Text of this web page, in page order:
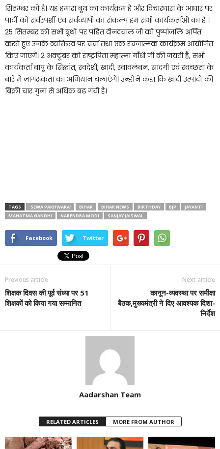
सितम्बर को है। यह हमारा बूथ का कार्यक्रम है और विचारधारा के आधार पर
पार्टी को सर्वस्पर्शी एवं सर्वव्यापी का संकल्प हम सभी कार्यकर्ताओ का है ।
25 सितम्बर को सभी बूथों पर पंडित दीनदयाल जी को पुष्पांजलि अर्पित
करते हुए उनके व्यक्तित्व पर चर्चा तथा एक रचनात्मक कार्यक्रम आयोजित
किए जाएंगें। 2 अक्टूबर को राष्ट्रपिता महात्मा गाँधी जी की जयंती है, सभी
कार्यकर्ता बापू के सिद्धांत, स्वदेशी, खादी, स्वावलंबन, सादगी एवं स्वच्छता के
बारे में जागरूकता का अभियान चलाएंगें। उन्होंने कहा कि खादी उत्पादों की
बिक्री चार गुना से अधिक बढ़ गयी है।
TAGS 'SEWA PAKHWARA' BIHAR BIHAR NEWS BIRTHDAY BJP
JAYANTI
MAHATMA GANDHI
NARENDRA MODI SANJAY JAISWAL
Facebook Twitter
Previous article
शिक्षक दिवस की पूर्व संध्या पर 51
शिक्षकों को किया गया सम्मानित
Next article
कानून-व्यवस्था पर समीक्षा
बैठक,मुख्यमंत्री ने दिए आवश्यक दिशा-
निर्देश
Aadarshan Team
RELATED ARTICLES MORE FROM AUTHOR